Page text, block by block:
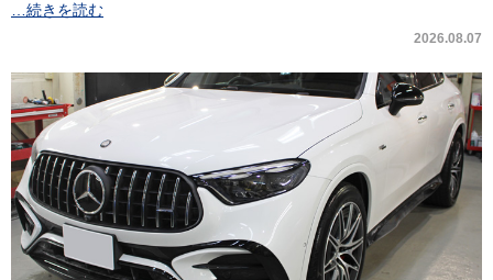
…続きを読む
2026.08.07